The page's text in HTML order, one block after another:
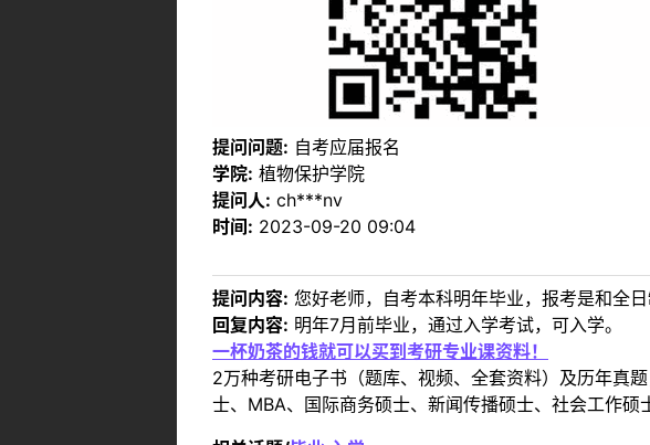
提问问题: 自考应届报名
学院: 植物保护学院
提问人: ch***nv
时间: 2023-09-20 09:04
提问内容: 您好老师，自考本科明年毕业，报考是和全
回复内容: 明年7月前毕业，通过入学考试，可入学。
一杯奶茶的钱就可以买到考研专业课资料！
2万种考研电子书（题库、视频、全套资料）及历年真
士、MBA、国际商务硕士、新闻传播硕士、社会工作硕